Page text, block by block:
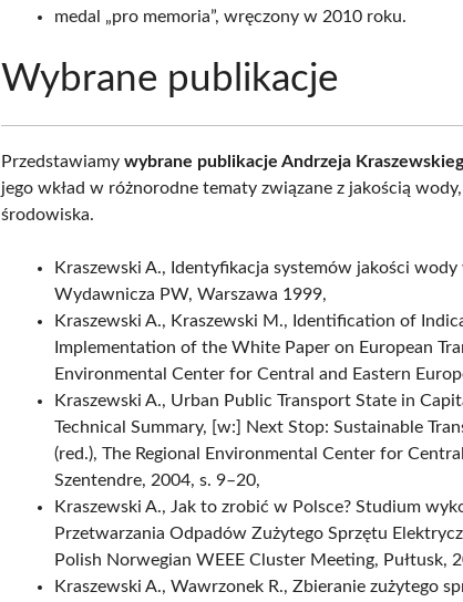
medal „pro memoria”, wręczony w 2010 roku.
Wybrane publikacje
Przedstawiamywybrane publikacje Andrzeja
jego wkład w różnorodne tematy związane z jakością
środowiska.
Kraszewski A., Identyfikacja systemów jakości
Wydawnicza PW, Warszawa 1999,
Kraszewski A., Kraszewski M., Identification of
Implementation of the White Paper on European
Environmental Center for Central and Eastern
Kraszewski A., Urban Public Transport State in
Technical Summary, [w:] Next Stop: Sustainable
(red.), The Regional Environmental Center for
Szentendre, 2004, s. 9–20,
Kraszewski A., Jak to zrobić w Polsce? Studium
Przetwarzania Odpadów Zużytego Sprzętu
Polish Norwegian WEEE Cluster Meeting, Pułtusk,
Kraszewski A., Wawrzonek R., Zbieranie zużytego